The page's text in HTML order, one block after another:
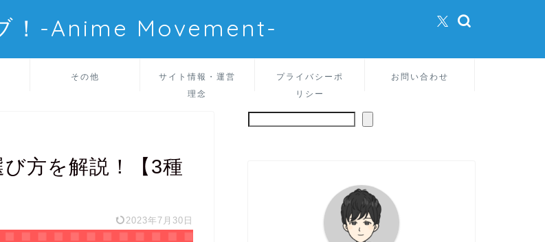
！-Anime Movement-
その他
サイト情報・運営
理念
プライバシーポ
リシー
お問い合わせ
方を解説！【3種
2023年7月30日